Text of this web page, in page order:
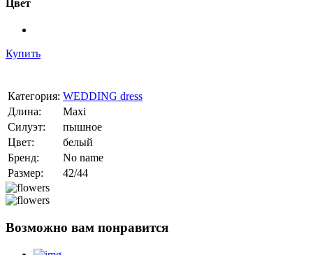
Цвет
Купить
Категория: WEDDING dress
Длина:
Maxi
Силуэт:
пышное
Цвет:
белый
Бренд:
No name
Размер:
42/44
Возможно вам понравится